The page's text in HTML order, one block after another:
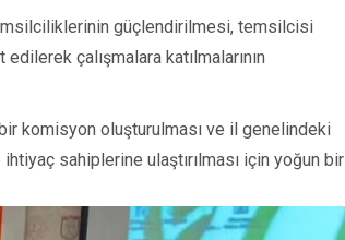
güçlendirilmesi, temsilcisi
çalışmalara katılmalarının
bir komisyon oluşturulması ve il genelindeki
ihtiyaç sahiplerine ulaştırılması için yoğun bir